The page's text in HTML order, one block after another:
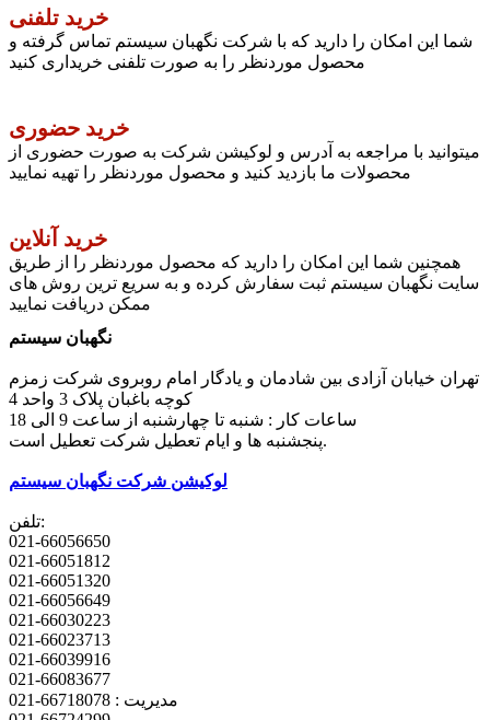
خرید تلفنی
شما این امکان را دارید که با شرکت نگهبان سیستم تماس گرفته و
محصول موردنظر را به صورت تلفنی خریداری کنید
خرید حضوری
میتوانید با مراجعه به آدرس و لوکیشن شرکت به صورت حضوری از
محصولات ما بازدید کنید و محصول موردنظر را تهیه نمایید
خرید آنلاین
همچنین شما این امکان را دارید که محصول موردنظر را از طریق
سایت نگهبان سیستم ثبت سفارش کرده و به سریع ترین روش های
ممکن دریافت نمایید
نگهبان سیستم
تهران خیابان آزادی بین شادمان و یادگار امام روبروی شرکت زمزم
کوچه باغبان پلاک 3 واحد 4
پنجشنبه ها و ایام تعطیل شرکت تعطیل است.
لوکیشن شرکت نگهبان سیستم
تلفن:
021-66056650
021-66051812
021-66051320
021-66056649
021-66030223
021-66023713
021-66039916
021-66083677
مدیریت : 66718078-021